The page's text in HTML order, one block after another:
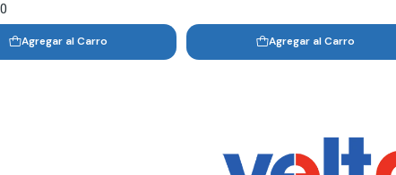
Agregar al Carro Agregar al Carro